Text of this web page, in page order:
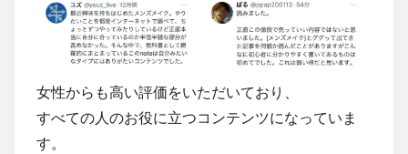
女性からも高い評価をいただいており、
すべての人のお役に立つコンテンツになっていま
す。